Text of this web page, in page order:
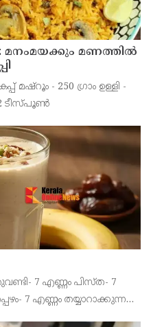
മനംമയക്കും മണത്തിൽ
- 250 ഗ്രാം ഉള്ളി -
2 ടീസ്പൂൺ
7 എണ്ണം പിസ്ത- 7
7 എണ്ണം തയ്യാറാക്കുന്ന